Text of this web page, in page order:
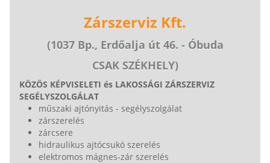
Zárszerviz Kft.
(1037 Bp., Erdőalja út 46. - Óbuda
CSAK SZÉKHELY)
KÖZÖS KÉPVISELETI és LAKOSSÁGI ZÁRSZERVIZ
SEGÉLYSZOLGÁLAT
műszaki ajtónyitás - segélyszolgálat
zárszerelés
zárcsere
hidraulikus ajtócsukó szerelés
elektromos mágnes-zár szerelés